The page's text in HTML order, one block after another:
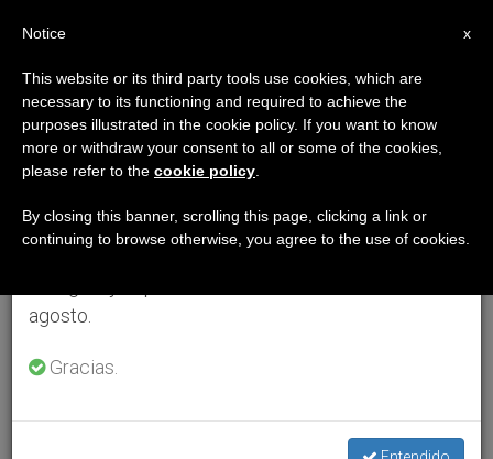
×
Aviso importante
Del 27 de julio al 7 de agosto haremos la pausa
anual, aprovechando que en el periodo de verano
se generan menos informaciones y también el
agosto.
Gracias.
x
Notice
This website or its third party tools use cookies, which are
necessary to its functioning and required to achieve the
purposes illustrated in the cookie policy. If you want to know
more or withdraw your consent to all or some of the cookies,
please refer to the cookie policy
By closing this banner, scrolling this page, clicking a link or
continuing to browse otherwise, you agree to the use of cookies.